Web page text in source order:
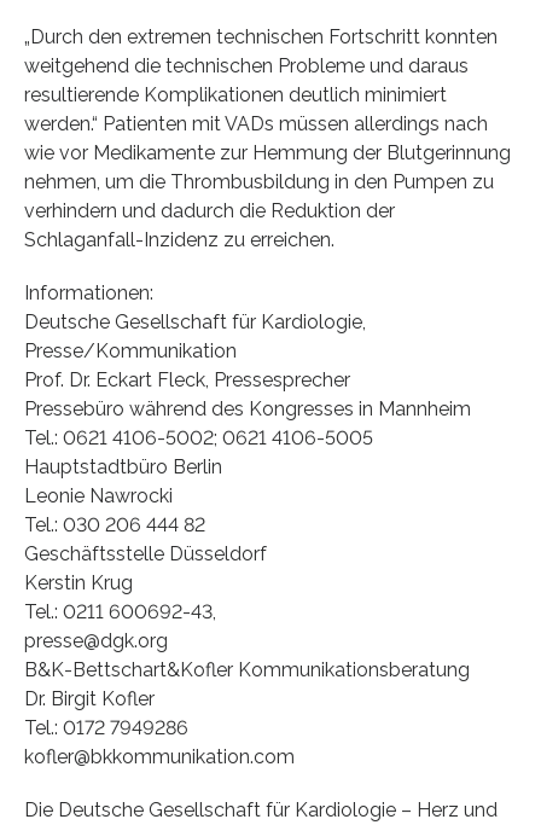
„Durch den extremen technischen Fortschritt konnten
weitgehend die technischen Probleme und daraus
resultierende Komplikationen deutlich minimiert
werden.“ Patienten mit VADs müssen allerdings nach
wie vor Medikamente zur Hemmung der Blutgerinnung
nehmen, um die Thrombusbildung in den Pumpen zu
verhindern und dadurch die Reduktion der
Schlaganfall-Inzidenz zu erreichen.
Informationen:
Deutsche Gesellschaft für Kardiologie,
Presse/Kommunikation
Prof. Dr. Eckart Fleck, Pressesprecher
Pressebüro während des Kongresses in Mannheim
Tel.: 0621 4106-5002; 0621 4106-5005
Hauptstadtbüro Berlin
Leonie Nawrocki
Tel.: 030 206 444 82
Geschäftsstelle Düsseldorf
Kerstin Krug
Tel.: 0211 600692-43,
presse@dgk.org
B&K-Bettschart&Kofler Kommunikationsberatung
Dr. Birgit Kofler
Tel.: 0172 7949286
kofler@bkkommunikation.com
Die Deutsche Gesellschaft für Kardiologie – Herz und